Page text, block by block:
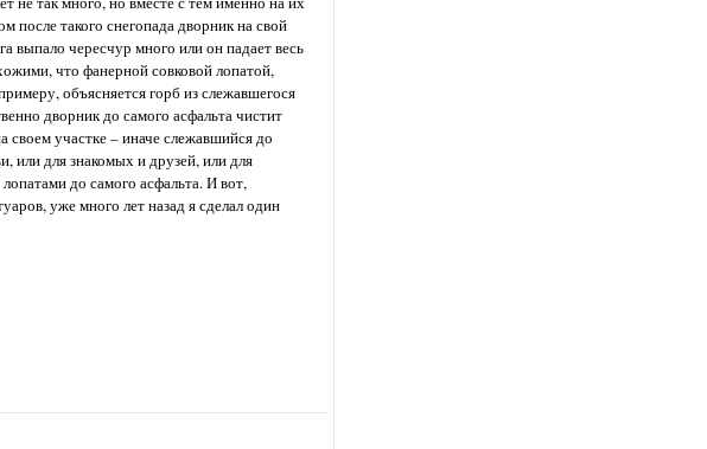
такого снегопада дворник на свой
выпало чересчур много или он падает весь
что фанерной совковой лопатой,
объясняется горб из слежавшегося
дворник до самого асфальта чистит
своем участке – иначе слежавшийся до
или для знакомых и друзей, или для
до самого асфальта. И вот,
уже много лет назад я сделал один